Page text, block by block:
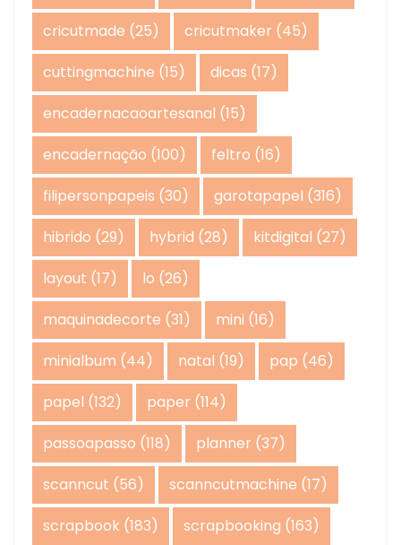
cricutmade (25) cricutmaker (45)
cuttingmachine (15) dicas (17)
encadernacaoartesanal (15)
encadernação (100) feltro (16)
filipersonpapeis (30) garotapapel (316)
hibrido (29) hybrid (28) kitdigital (27)
layout (17) lo (26)
maquinadecorte (31) mini (16)
minialbum (44) natal (19) pap (46)
papel (132) paper (114)
passoapasso (118) planner (37)
scanncut (56) scanncutmachine (17)
scrapbook (183) scrapbooking (163)